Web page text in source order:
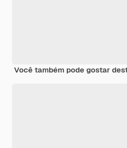
Você também pode gostar